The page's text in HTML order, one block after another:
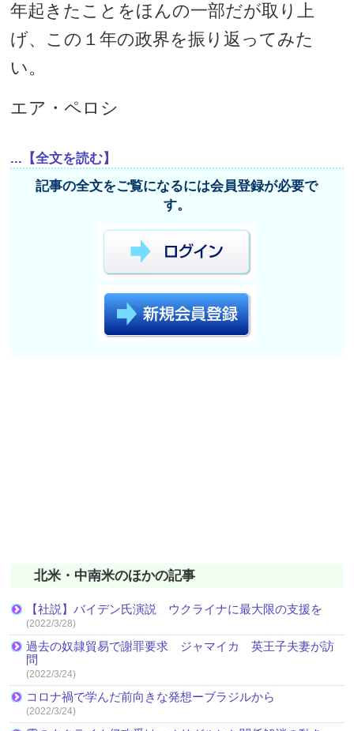
年起きたことをほんの一部だが取り上
げ、この１年の政界を振り返ってみた
い。
エア・ペロシ
...【全文を読む】
記事の全文をご覧になるには会員登録が必要で
す。
北米・中南米のほかの記事
【社説】バイデン氏演説 ウクライナに最大限の支援を
(2022/3/28)
過去の奴隷貿易で謝罪要求 ジャマイカ 英王子夫妻が訪
問
(2022/3/24)
コロナ禍で学んだ前向きな発想ーブラジルから
(2022/3/24)